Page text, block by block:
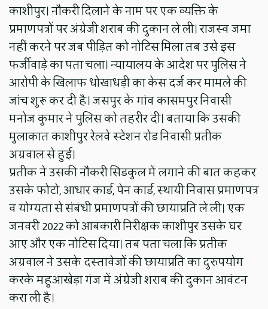
काशीपुर। नौकरी दिलाने के नाम पर एक व्यक्ति के
प्रमाणपत्रों पर अंग्रेजी शराब की दुकान ले ली। राजस्व जमा
नहीं करने पर जब पीड़ित को नोटिस मिला तब उसे इस
फर्जीवाड़े का पता चला। न्यायालय के आदेश पर पुलिस ने
आरोपी के खिलाफ धोखाधड़ी का केस दर्ज कर मामले की
जांच शुरू कर दी है। जसपुर के गांव कासमपुर निवासी
मनोज कुमार ने पुलिस को तहरीर दी। बताया कि उसकी
मुलाकात काशीपुर रेलवे स्टेशन रोड निवासी प्रतीक
अग्रवाल से हुई।
प्रतीक ने उसकी नौकरी सिडकुल में लगाने की बात कहकर
उसके फोटो, आधार कार्ड, पेन कार्ड, स्थायी निवास प्रमाणपत्र
व योग्यता से संबंधी प्रमाणपत्रों की छायाप्रति ले ली। एक
जनवरी 2022 को आबकारी निरीक्षक काशीपुर उसके घर
आए और एक नोटिस दिया। तब पता चला कि प्रतीक
अग्रवाल ने उसके दस्तावेजों की छायाप्रति का दुरुपयोग
करके महुआखेड़ा गंज में अंग्रेजी शराब की दुकान आवंटन
करा ली है।